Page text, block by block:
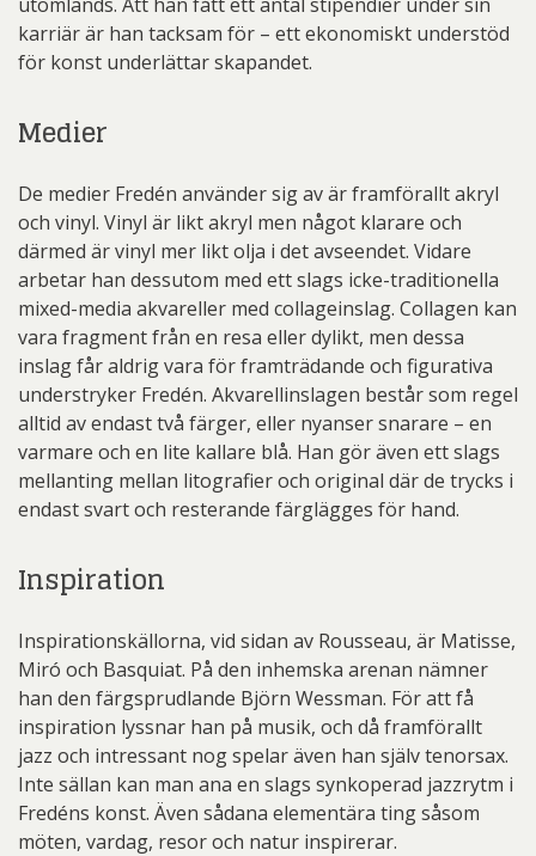
karriär är han tacksam för – ett ekonomiskt understöd
för konst underlättar skapandet.
Medier
De medier Fredén använder sig av är framförallt akryl
och vinyl. Vinyl är likt akryl men något klarare och
därmed är vinyl mer likt olja i det avseendet. Vidare
arbetar han dessutom med ett slags icke-traditionella
mixed-media akvareller med collageinslag. Collagen kan
vara fragment från en resa eller dylikt, men dessa
inslag får aldrig vara för framträdande och figurativa
understryker Fredén. Akvarellinslagen består som regel
alltid av endast två färger, eller nyanser snarare – en
varmare och en lite kallare blå. Han gör även ett slags
mellanting mellan litografier och original där de trycks i
endast svart och resterande färglägges för hand.
Inspiration
Inspirationskällorna, vid sidan av Rousseau, är Matisse,
Miró och Basquiat. På den inhemska arenan nämner
han den färgsprudlande Björn Wessman. För att få
inspiration lyssnar han på musik, och då framförallt
jazz och intressant nog spelar även han själv tenorsax.
Inte sällan kan man ana en slags synkoperad jazzrytm i
Fredéns konst. Även sådana elementära ting såsom
möten, vardag, resor och natur inspirerar.